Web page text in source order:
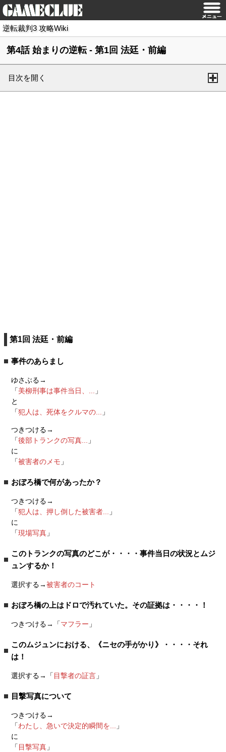
逆転裁判3 攻略Wiki
第4話 始まりの逆転 - 第1回 法廷・前編
目次を開く
第1回 法廷・前編
事件のあらまし
ゆさぶる→
「美柳刑事は事件当日、...
」
と
「犯人は、死体をクルマの... 」
つきつける→
「後部トランクの写真...
」
に
「被害者のメモ 」
おぼろ橋で何があったか？
つきつける→
「犯人は、押し倒した被害者...
」
に
「現場写真 」
このトランクの写真のどこが・・・・事件当日の状況とムジ
ュンするか！
選択する→被害者のコート
おぼろ橋の上はドロで汚れていた。その証拠は・・・・！
つきつける→「マフラー 」
このムジュンにおける、《ニセの手がかり》・・・・それ
は！
選択する→「 目撃者の証言 」
目撃写真について
つきつける→
「わたし、急いで決定的瞬間を...
」
に
「 目撃写真 」